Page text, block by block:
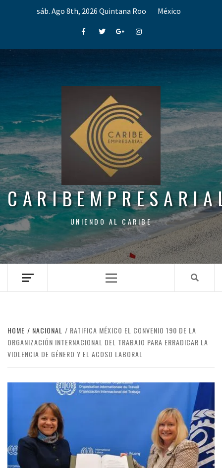
sáb. Ago 8th, 2026 Quintana Roo México
FacebookTwitterGoogle+Instagram
UNIENDO AL CARIBE
Menu
HOME NACIONAL
RATIFICA MÉXICO EL CONVENIO 190 DE LA
ORGANIZACIÓN INTERNACIONAL DEL TRABAJO PARA ERRADICAR LA
VIOLENCIA DE GÉNERO Y EL ACOSO LABORAL